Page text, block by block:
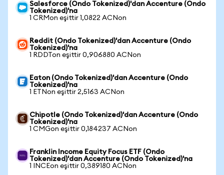
Salesforce (Ondo Tokenized)'dan Accenture (Ondo
Tokenized)'na
1 CRMon eşittir 1,0822 ACNon
Reddit (Ondo Tokenized)'dan Accenture (Ondo
Tokenized)'na
1 RDDTon eşittir 0,906880 ACNon
Eaton (Ondo Tokenized)'dan Accenture (Ondo
Tokenized)'na
1 ETNon eşittir 2,5163 ACNon
Chipotle (Ondo Tokenized)'dan Accenture (Ondo
Tokenized)'na
1 CMGon eşittir 0,184237 ACNon
Franklin Income Equity Focus ETF (Ondo
Tokenized)'dan Accenture (Ondo Tokenized)'na
1 INCEon eşittir 0,389180 ACNon